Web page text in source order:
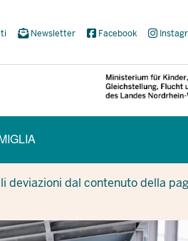
Newsletter Facebook
dal contenuto della